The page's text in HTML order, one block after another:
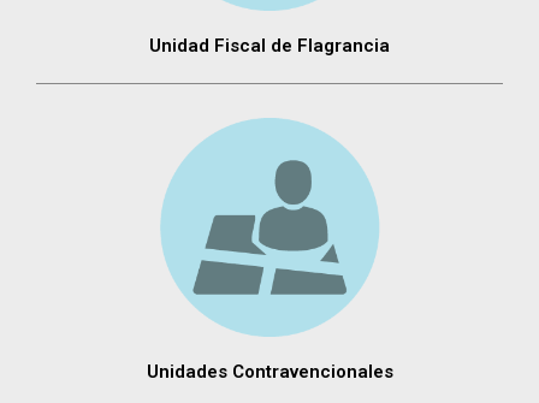
Unidad Fiscal de Flagrancia
Unidades Contravencionales